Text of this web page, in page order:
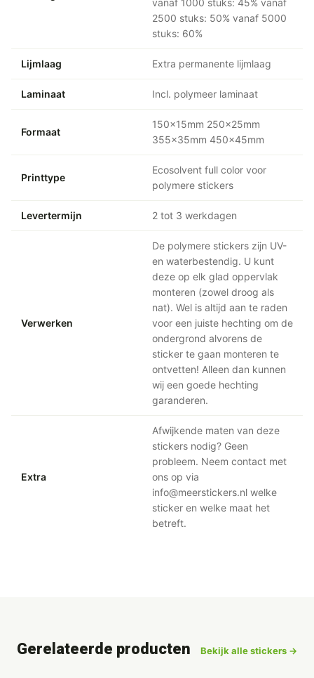
vanaf 1000 stuks: 45% vanaf
2500 stuks: 50% vanaf 5000
stuks: 60%
Lijmlaag Extra permanente lijmlaag
Laminaat Incl. polymeer laminaat
Formaat
150x15mm 250x25mm
355x35mm 450x45mm
Printtype
Ecosolvent full color voor
polymere stickers
Levertermijn 2 tot 3 werkdagen
Verwerken
De polymere stickers zijn UV-
en waterbestendig. U kunt
deze op elk glad oppervlak
monteren (zowel droog als
nat). Wel is altijd aan te raden
voor een juiste hechting om de
ondergrond alvorens de
sticker te gaan monteren te
ontvetten! Alleen dan kunnen
wij een goede hechting
garanderen.
Extra
Afwijkende maten van deze
stickers nodig? Geen
probleem. Neem contact met
ons op via
info@meerstickers.nl welke
sticker en welke maat het
betreft.
Gerelateerde producten Bekijk alle stickers →